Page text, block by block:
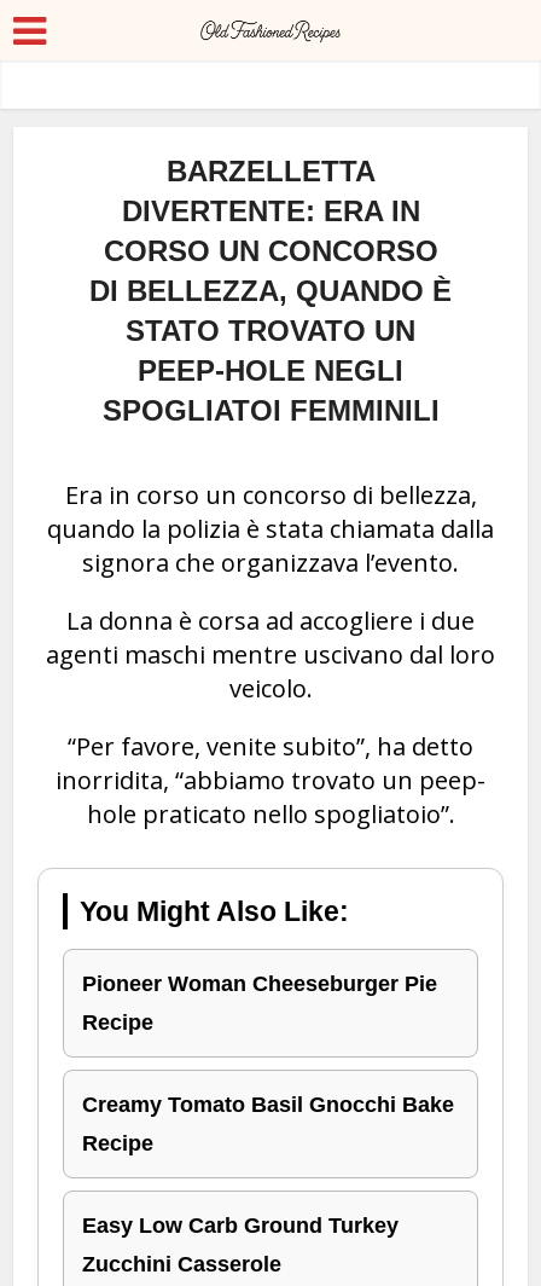
BARZELLETTA
DIVERTENTE: ERA IN
CORSO UN CONCORSO
DI BELLEZZA, QUANDO È
STATO TROVATO UN
PEEP-HOLE NEGLI
SPOGLIATOI FEMMINILI
Era in corso un concorso di bellezza,
quando la polizia è stata chiamata dalla
signora che organizzava l’evento.
La donna è corsa ad accogliere i due
agenti maschi mentre uscivano dal loro
veicolo.
“Per favore, venite subito”, ha detto
inorridita, “abbiamo trovato un peep-
hole praticato nello spogliatoio”.
You Might Also Like:
Pioneer Woman Cheeseburger Pie
Recipe
Creamy Tomato Basil Gnocchi Bake
Recipe
Easy Low Carb Ground Turkey
Zucchini Casserole